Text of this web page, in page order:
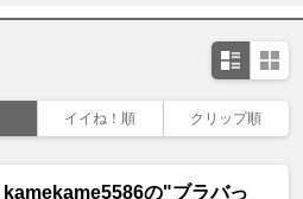
イイね！順 クリップ順
kamekame5586の"ブラバっ